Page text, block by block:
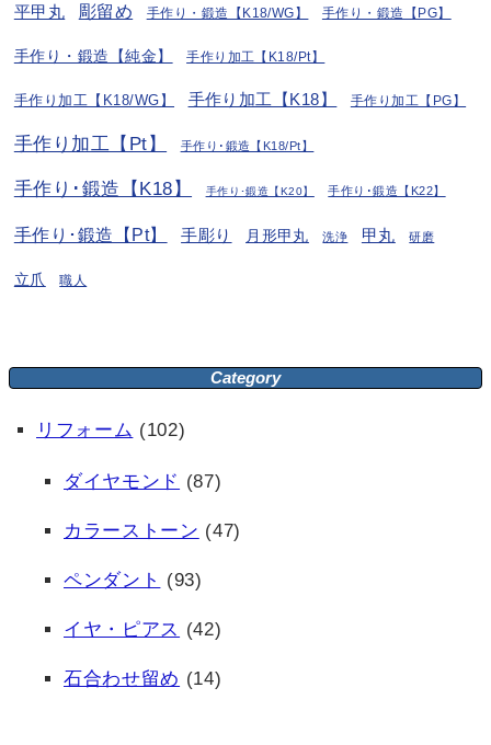
平甲丸 彫留め 手作り・鍛造【K18/WG】 手作り・鍛造【PG】
手作り・鍛造【純金】 手作り加工【K18/Pt】
手作り加工【K18/WG】 手作り加工【K18】 手作り加工【PG】
手作り加工【Pt】 手作り･鍛造【K18/Pt】
手作り･鍛造【K18】 手作り･鍛造【K20】 手作り･鍛造【K22】
手作り･鍛造【Pt】 手彫り 月形甲丸 洗浄 甲丸 研磨
立爪 職人
Category
リフォーム (102)
ダイヤモンド (87)
カラーストーン (47)
ペンダント (93)
イヤ・ピアス (42)
石合わせ留め (14)